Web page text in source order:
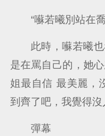
“囌若曦別站在
此時，囌若曦
是在罵自己的，她
姐最自信 最美麗，
到齊了吧，我覺得
彈幕